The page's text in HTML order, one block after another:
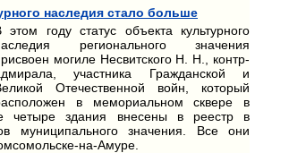
наследия стало больше
этом году статус объекта культурного
регионального значения
могиле Несвитского Н. Н., контр-
участника Гражданской и
Отечественной войн, который
в мемориальном сквере в
четыре здания внесены в реестр в
муниципального значения. Все они
на-Амуре.